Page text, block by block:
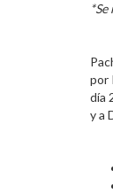
por
día
y a